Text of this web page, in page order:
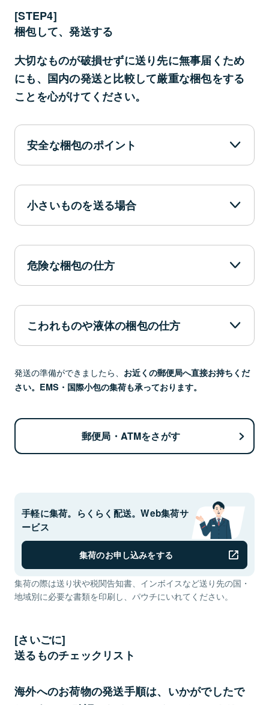
[STEP4]
梱包して、発送する
大切なものが破損せずに送り先に無事届くため
にも、国内の発送と比較して厳重な梱包をする
ことを心がけてください。
安全な梱包のポイント
粘着性の強い布
24％を超えるもの
小さいものを送る場合
外箱と中身の間に隙間があると、箱の中で荷物が揺れて
衝撃を与えてしまい、外箱が歪んだり、潰れやすくなり
余った隙間には、緩衝材を入れて、動かないようにしま
しょう。
危険な梱包の仕方
こわれものや液体の梱包の仕方
ビニール袋に入れます。
発送の準備ができましたら、 お近くの郵便局へ直接お持ちくだ
さい。EMS・国際小包の集荷も承っております。
郵便局・ATMをさがす
手軽に集荷。らくらく配送。Web集荷サ
ービス
集荷のお申し込みをする
集荷の際は送り状や税関告知書、インボイスなど送り先の国・
地域別に必要な書類を印刷し、パウチにいれてください。
[さいごに]
送るものチェックリスト
海外へのお荷物の発送手順は、いかがでしたで